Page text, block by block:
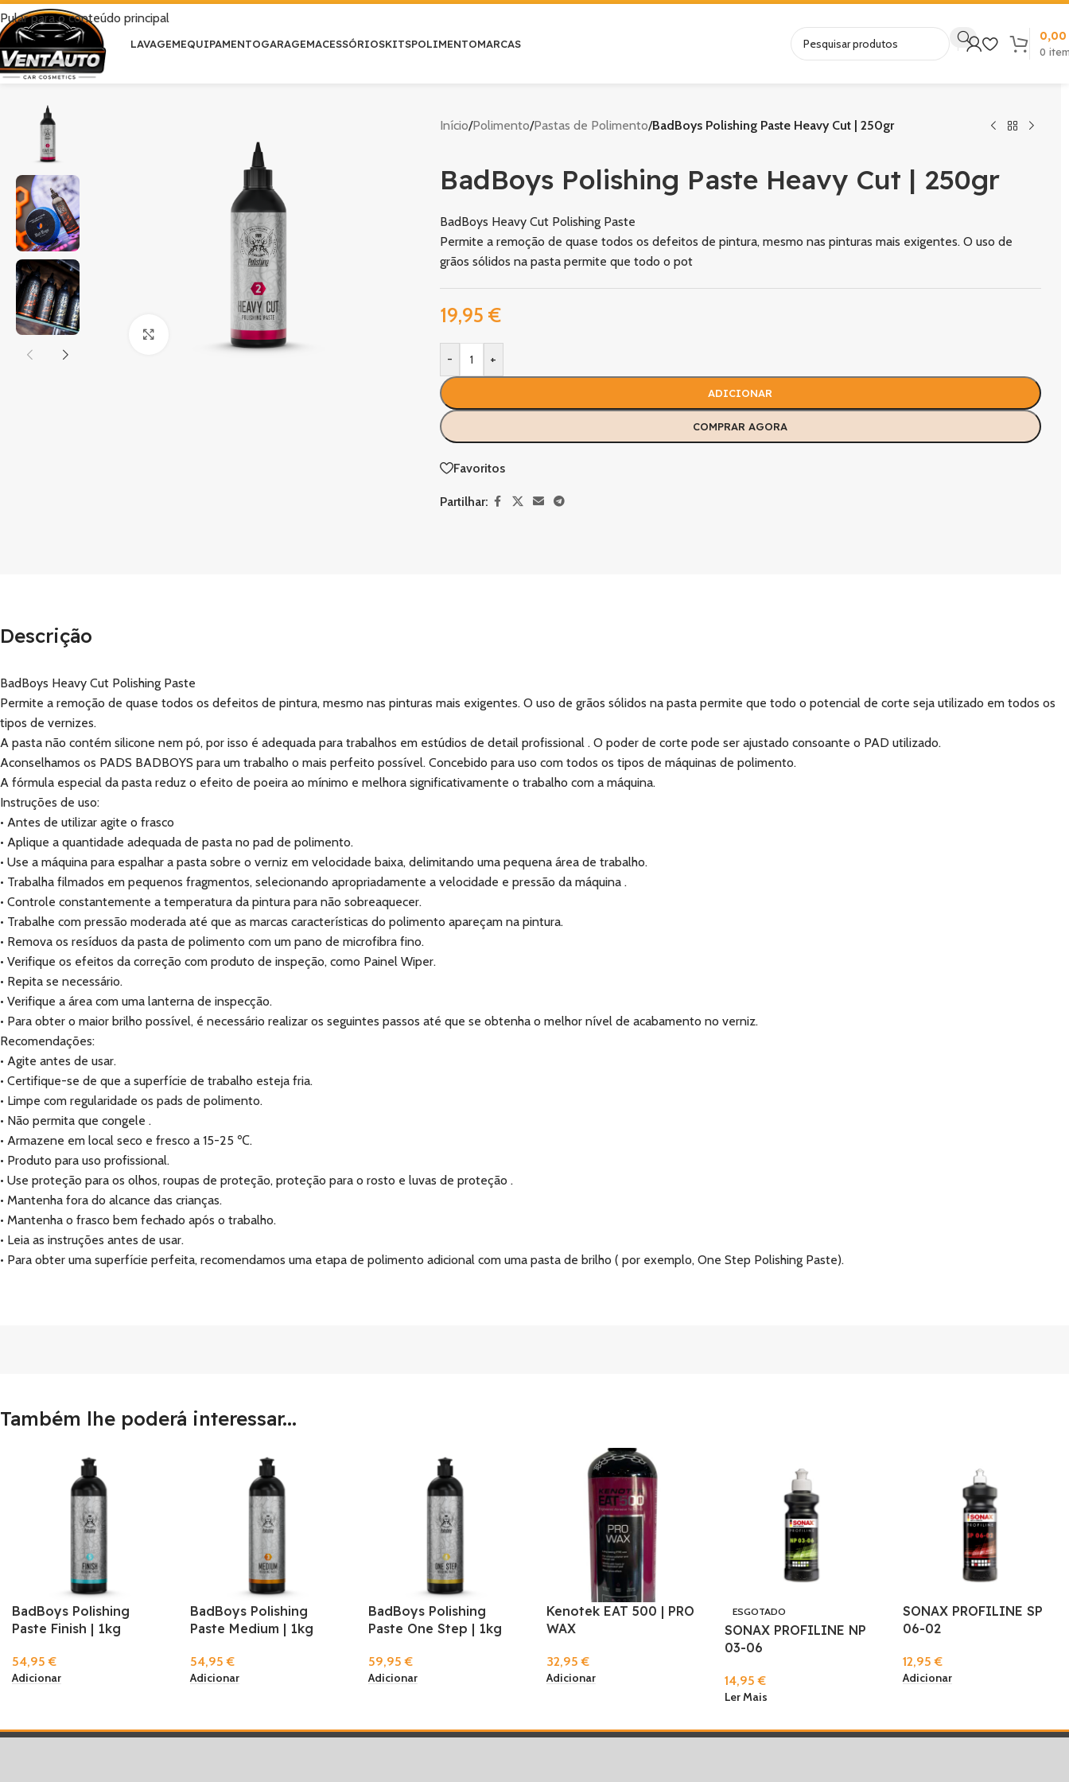
Pular para o conteúdo principal
LAVAGEMEQUIPAMENTOGARAGEMACESSÓRIOSKITSPOLIMENTOMARCAS
0
0,00
Clique para ampliar
Início/Polimento/Pastas de Polimento/BadBoys Polishing Paste Heavy Cut | 250gr
BadBoys Polishing Paste Heavy Cut | 250gr
BadBoys Heavy Cut Polishing Paste
Permite a remoção de quase todos os defeitos de pintura, mesmo nas pinturas mais exigentes. O uso de
grãos sólidos na pasta permite que todo o pot
19,95 €
- +
ADICIONAR
COMPRAR AGORA
Favoritos
Partilhar:
Descrição
BadBoys Heavy Cut Polishing Paste
Permite a remoção de quase todos os defeitos de pintura, mesmo nas pinturas mais exigentes. O uso de grãos sólidos na pasta permite que todo o potencial de corte seja utilizado em todos os
tipos de vernizes.
A pasta não contém silicone nem pó, por isso é adequada para trabalhos em estúdios de detail profissional . O poder de corte pode ser ajustado consoante o PAD utilizado.
Aconselhamos os PADS BADBOYS para um trabalho o mais perfeito possível. Concebido para uso com todos os tipos de máquinas de polimento.
A fórmula especial da pasta reduz o efeito de poeira ao mínimo e melhora significativamente o trabalho com a máquina.
Instruções de uso:
• Antes de utilizar agite o frasco
• Aplique a quantidade adequada de pasta no pad de polimento.
• Use a máquina para espalhar a pasta sobre o verniz em velocidade baixa, delimitando uma pequena área de trabalho.
• Trabalha filmados em pequenos fragmentos, selecionando apropriadamente a velocidade e pressão da máquina .
• Controle constantemente a temperatura da pintura para não sobreaquecer.
• Trabalhe com pressão moderada até que as marcas características do polimento apareçam na pintura.
• Remova os resíduos da pasta de polimento com um pano de microfibra fino.
• Verifique os efeitos da correção com produto de inspeção, como Painel Wiper.
• Repita se necessário.
• Verifique a área com uma lanterna de inspecção.
• Para obter o maior brilho possível, é necessário realizar os seguintes passos até que se obtenha o melhor nível de acabamento no verniz.
Recomendações:
• Agite antes de usar.
• Certifique-se de que a superfície de trabalho esteja fria.
• Limpe com regularidade os pads de polimento.
• Não permita que congele .
• Armazene em local seco e fresco a 15-25 ℃.
• Produto para uso profissional.
• Use proteção para os olhos, roupas de proteção, proteção para o rosto e luvas de proteção .
• Mantenha fora do alcance das crianças.
• Mantenha o frasco bem fechado após o trabalho.
• Leia as instruções antes de usar.
• Para obter uma superfície perfeita, recomendamos uma etapa de polimento adicional com uma pasta de brilho ( por exemplo, One Step Polishing Paste).
Também lhe poderá interessar...
BadBoys Polishing
Paste Finish | 1kg
54,95€
Adicionar
BadBoys Polishing
Paste Medium | 1kg
54,95€
Adicionar
BadBoys Polishing
Paste One Step | 1kg
59,95€
Adicionar
Kenotek EAT 500 | PRO
WAX
32,95€
Adicionar
ESGOTADO
SONAX PROFILINE NP
03-06
14,95€
Ler Mais
SONAX PROFILINE SP
06-02
12,95€
Adicionar